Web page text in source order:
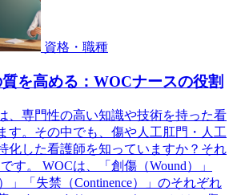
資格・職種
を高める：WOCナースの役割
、専門性の高い知識や技術を持った看
す。その中でも、傷や人工肛門・人工
化した看護師を知っていますか？それ
す。 WOCは、「創傷（Wound）」
」「失禁（Continence）」のそれぞれ